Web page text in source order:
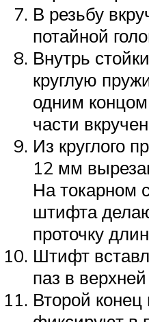
В резьбу
потайной
Внутрь
круглую
одним
части
Из круглого
12 мм
На токарном
штифта
проточку
Штифт
паз в
Второй